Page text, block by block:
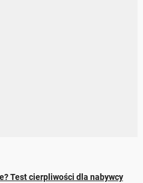
Test cierpliwości dla nabywcy